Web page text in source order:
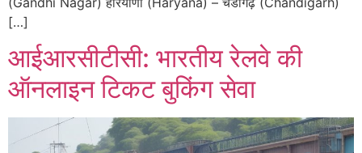
[…]
आईआरसीटीसी: भारतीय रेलवे की
ऑनलाइन टिकट बुकिंग सेवा